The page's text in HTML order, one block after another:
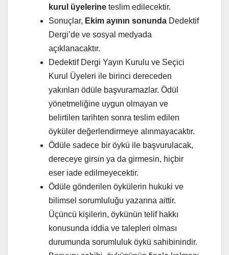
kurul üyelerine teslim edilecektir.
Sonuçlar, Ekim ayının sonunda Dedektif
Dergi’de ve sosyal medyada
açıklanacaktır.
Dedektif Dergi Yayın Kurulu ve Seçici
Kurul Üyeleri ile birinci dereceden
yakınları ödüle başvuramazlar. Ödül
yönetmeliğine uygun olmayan ve
belirtilen tarihten sonra teslim edilen
öyküler değerlendirmeye alınmayacaktır.
Ödüle sadece bir öykü ile başvurulacak,
dereceye girsin ya da girmesin, hiçbir
eser iade edilmeyecektir.
Ödüle gönderilen öykülerin hukuki ve
bilimsel sorumluluğu yazarına aittir.
Üçüncü kişilerin, öykünün telif hakkı
konusunda iddia ve talepleri olması
durumunda sorumluluk öykü sahibinindir.